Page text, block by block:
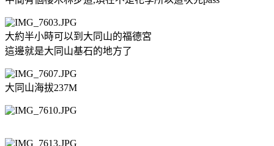
大約半小時可以到大同山的福德宮
這邊就是大同山基石的地方了
大同山海拔237M